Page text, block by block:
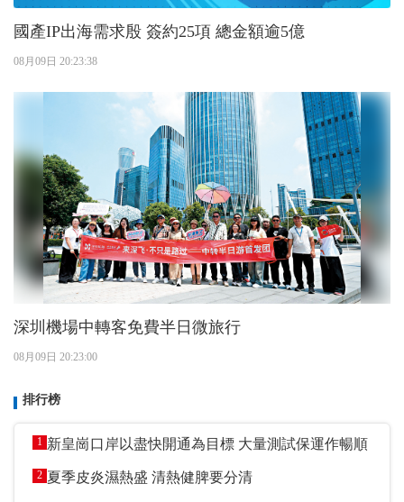
國產IP出海需求殷 簽約25項 總金額逾5億
08月09日 20:23:38
深圳機場中轉客免費半日微旅行
08月09日 20:23:00
排行榜
1 新皇崗口岸以盡快開通為目標 大量測試保運作暢順
2 夏季皮炎濕熱盛 清熱健脾要分清